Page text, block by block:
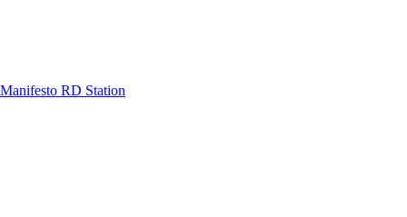
Manifesto RD Station